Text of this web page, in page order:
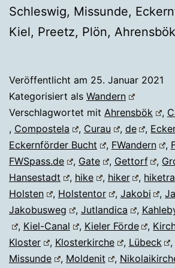
Schleswig, Missunde,
Kiel, Preetz, Plön,
Veröffentlicht am 25. Januar 2021
Kategorisiert als Wandern
Verschlagwortet mit Ahrensbök ,
, Compostela , Curau , de ,
Eckernförder Bucht
, FWandern ,
FWSpass.de
, Gate , Gettorf ,
Hansestadt
, hike , hiker ,
Holsten
, Holstentor , Jakobi ,
Jakobusweg
, Jutlandica ,
, Kiel-Canal , Kieler Förde ,
Kloster
, Klosterkirche , Lübeck ,
Missunde
, Moldenit ,